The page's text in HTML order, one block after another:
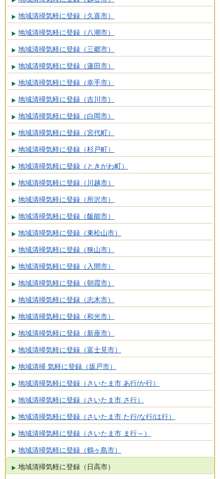
地域清掃気軽に登録（久喜市）
地域清掃気軽に登録（八潮市）
地域清掃気軽に登録（三郷市）
地域清掃気軽に登録（蓮田市）
地域清掃気軽に登録（幸手市）
地域清掃気軽に登録（吉川市）
地域清掃気軽に登録（白岡市）
地域清掃気軽に登録（宮代町）
地域清掃気軽に登録（杉戸町）
地域清掃気軽に登録（ときがわ町）
地域清掃気軽に登録（川越市）
地域清掃気軽に登録（所沢市）
地域清掃気軽に登録（飯能市）
地域清掃気軽に登録（東松山市）
地域清掃気軽に登録（狭山市）
地域清掃気軽に登録（入間市）
地域清掃気軽に登録（朝霞市）
地域清掃気軽に登録（志木市）
地域清掃気軽に登録（和光市）
地域清掃気軽に登録（新座市）
地域清掃気軽に登録（富士見市）
地域清掃 気軽に登録（坂戸市）
地域清掃気軽に登録（さいたま市 あ行/か行）
地域清掃気軽に登録（さいたま市 さ行）
地域清掃気軽に登録（さいたま市 た行/な行/は行）
地域清掃気軽に登録（さいたま市 ま行～）
地域清掃気軽に登録（鶴ヶ島市）
地域清掃気軽に登録（日高市）